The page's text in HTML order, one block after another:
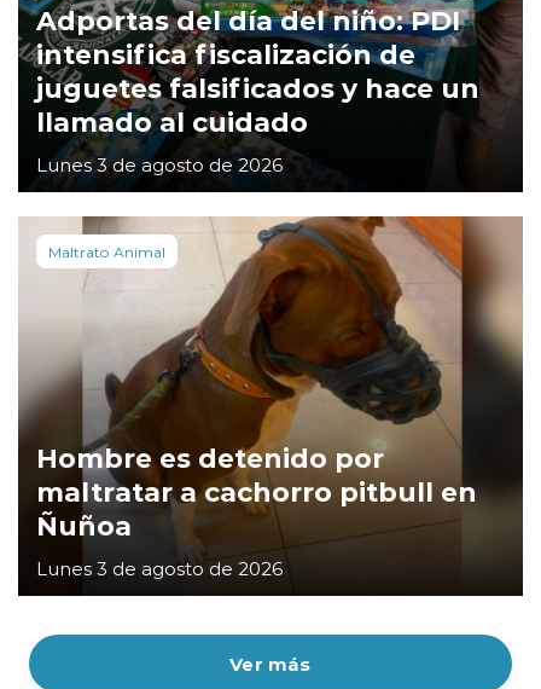
Ver más
Adportas del día del niño: PDI
intensifica fiscalización de
juguetes falsificados y hace un
llamado al cuidado
Lunes 3 de agosto de 2026
Maltrato Animal
Hombre es detenido por
maltratar a cachorro pitbull en
Ñuñoa
Lunes 3 de agosto de 2026